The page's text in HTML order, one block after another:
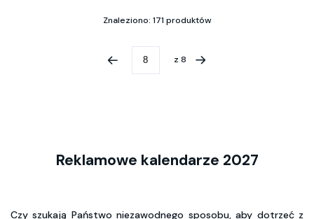
Znaleziono: 171 produktów
z 8
Reklamowe kalendarze 2027
Czy szukają Państwo niezawodnego sposobu, aby dotrzeć z